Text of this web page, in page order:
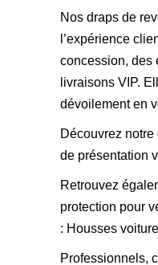
Nos draps de
l’expérience
concession, des
livraisons VIP.
dévoilement en
Découvrez
de présentation
Retrouvez
protection pour
: Housses
Professionnels,